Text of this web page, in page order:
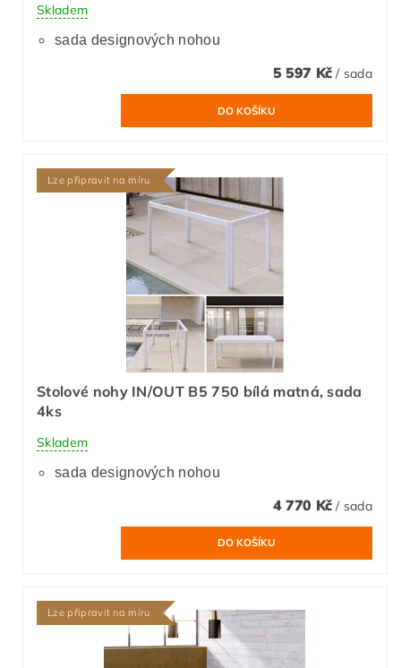
Skladem
sada designových nohou
5 597 Kč/ sada
Lze připravit na míru
Stolové nohy IN/OUT B5 750 bílá matná, sada
4ks
Skladem
sada designových nohou
4 770 Kč/ sada
Lze připravit na míru